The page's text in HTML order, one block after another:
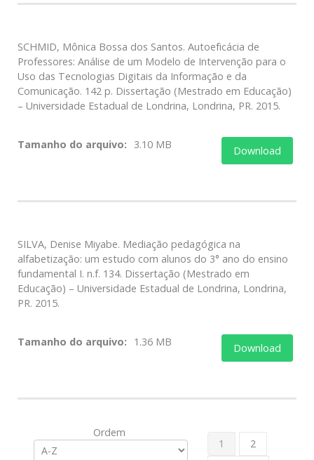
SCHMID, Mônica Bossa dos Santos. Autoeficácia de
Professores: Análise de um Modelo de Intervenção para o
Uso das Tecnologias Digitais da Informação e da
Comunicação. 142 p. Dissertação (Mestrado em Educação)
– Universidade Estadual de Londrina, Londrina, PR. 2015.
Tamanho do arquivo: 3.10 MB Download
SILVA, Denise Miyabe. Mediação pedagógica na
alfabetização: um estudo com alunos do 3° ano do ensino
fundamental I. n.f. 134. Dissertação (Mestrado em
Educação) – Universidade Estadual de Londrina, Londrina,
PR. 2015.
Tamanho do arquivo: 1.36 MB Download
Ordem
1
2